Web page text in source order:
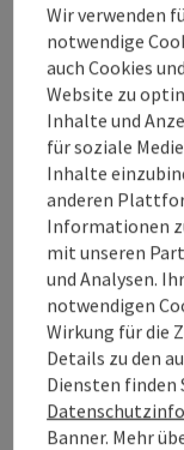
sorgen für
hügeleig, einige
Die Strecke
(40km) und
werden, da auch
eine
Tour und
Wir verwenden
notwendige
auch Cookies
Website zu
Inhalte und
für soziale
Inhalte
anderen
Informationen
mit unseren
und Analysen.
notwendigen
Wirkung für die
Details zu den
Diensten finden
Banner. Mehr